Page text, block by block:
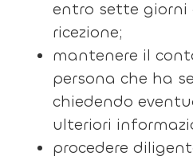
entro sette
ricezione;
mantenere il
persona che ha
chiedendo
ulteriori
procedere